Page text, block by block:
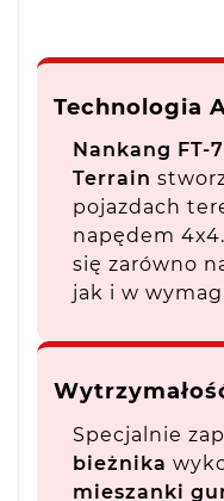
Technologia
Nankang FT-7
Terrain
pojazdach
napędem
się zarówno
jak i w
Specjalnie
bieżnika
mieszanki